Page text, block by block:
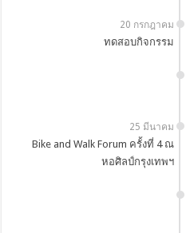
20 กรกฎาคม
ทดสอบกิจกรรม
25 มีนาคม
Bike and Walk Forum ครั้งที่ 4 ณ
หอศิลป์กรุงเทพฯ